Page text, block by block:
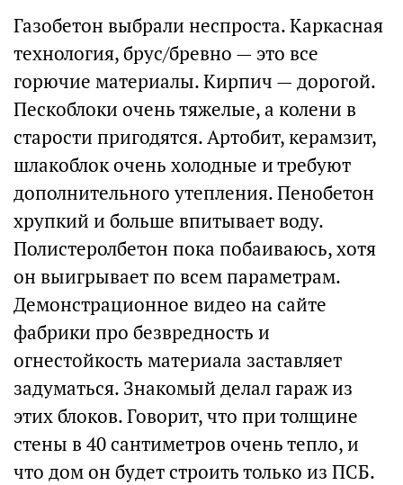
Газобетон выбрали неспроста. Каркасная
технология, брус/бревно — это все
горючие материалы. Кирпич — дорогой.
Пескоблоки очень тяжелые, а колени в
старости пригодятся. Артобит, керамзит,
шлакоблок очень холодные и требуют
дополнительного утепления. Пенобетон
хрупкий и больше впитывает воду.
Полистеролбетон пока побаиваюсь, хотя
он выигрывает по всем параметрам.
Демонстрационное видео на сайте
фабрики про безвредность и
огнестойкость материала заставляет
задуматься. Знакомый делал гараж из
этих блоков. Говорит, что при толщине
стены в 40 сантиметров очень тепло, и
что дом он будет строить только из ПСБ.